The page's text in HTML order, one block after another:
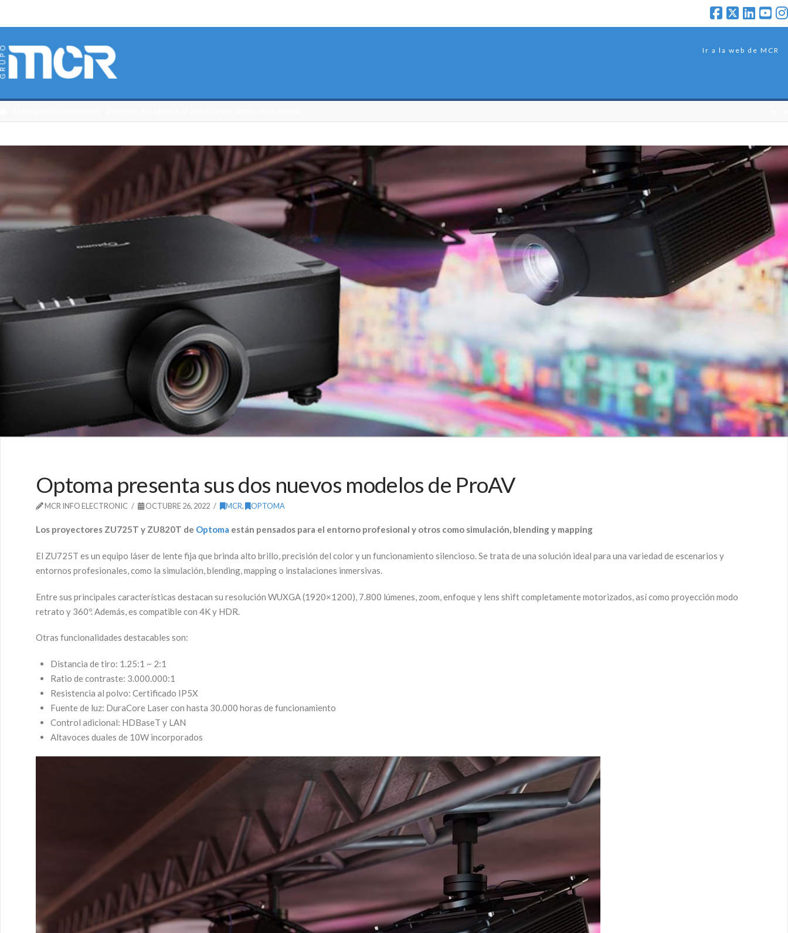
Ir a la web de MCR
Optoma presenta sus dos nuevos modelos de ProAV
MCR INFO ELECTRONIC OCTUBRE 26, 2022 MCR, OPTOMA
Los proyectores ZU725T y ZU820T de Optoma están pensados para el entorno profesional y otros como simulación, blending y mapping
El ZU725T es un equipo láser de lente fija que brinda alto brillo, precisión del color y un funcionamiento silencioso. Se trata de una solución ideal para una variedad de escenarios y
entornos profesionales, como la simulación, blending, mapping o instalaciones inmersivas.
Entre sus principales características destacan su resolución WUXGA (1920×1200), 7.800 lúmenes, zoom, enfoque y lens shift completamente motorizados, así como proyección modo
retrato y 360º. Además, es compatible con 4K y HDR.
Otras funcionalidades destacables son:
Distancia de tiro: 1.25:1 ~ 2:1
Ratio de contraste: 3.000.000:1
Resistencia al polvo: Certificado IP5X
Fuente de luz: DuraCore Laser con hasta 30.000 horas de funcionamiento
Control adicional: HDBaseT y LAN
Altavoces duales de 10W incorporados